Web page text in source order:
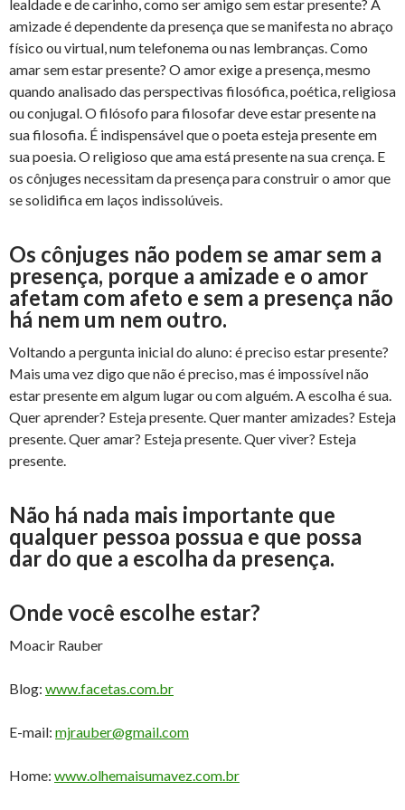
lealdade e de carinho, como ser amigo sem estar presente? A
amizade é dependente da presença que se manifesta no abraço
físico ou virtual, num telefonema ou nas lembranças. Como
amar sem estar presente? O amor exige a presença, mesmo
quando analisado das perspectivas filosófica, poética, religiosa
ou conjugal. O filósofo para filosofar deve estar presente na
sua filosofia. É indispensável que o poeta esteja presente em
sua poesia. O religioso que ama está presente na sua crença. E
os cônjuges necessitam da presença para construir o amor que
se solidifica em laços indissolúveis.
Os cônjuges não podem se amar sem a
presença, porque a amizade e o amor
afetam com afeto e sem a presença não
há nem um nem outro.
Voltando a pergunta inicial do aluno: é preciso estar presente?
Mais uma vez digo que não é preciso, mas é impossível não
estar presente em algum lugar ou com alguém. A escolha é sua.
Quer aprender? Esteja presente. Quer manter amizades? Esteja
presente. Quer amar? Esteja presente. Quer viver? Esteja
presente.
Não há nada mais importante que
qualquer pessoa possua e que possa
dar do que a escolha da presença.
Onde você escolhe estar?
Moacir Rauber
Blog: www.facetas.com.br
E-mail: mjrauber@gmail.com
Home: www.olhemaisumavez.com.br